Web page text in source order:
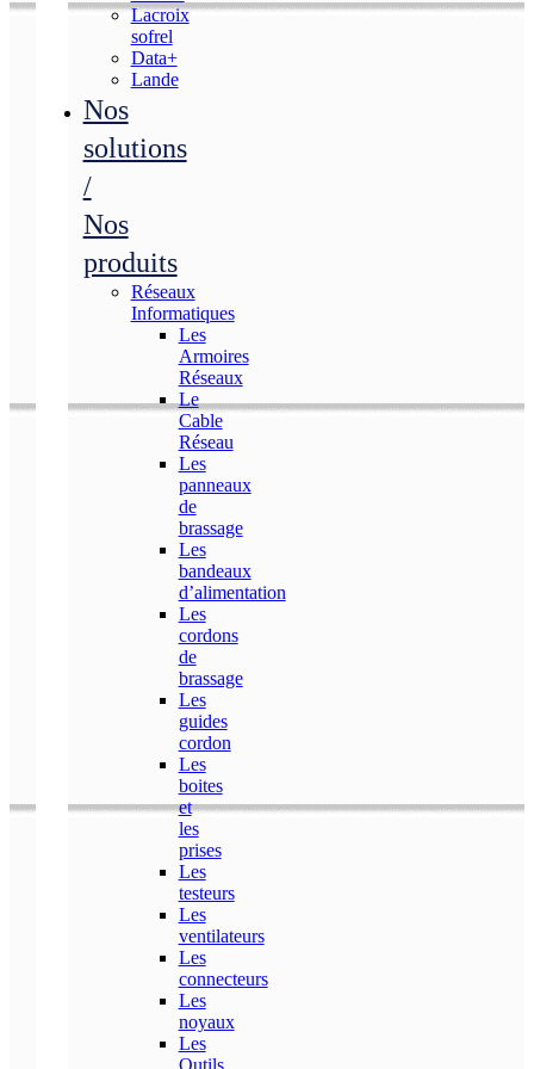
Lacroix
sofrel
Data+
Lande
Nos
solutions
/
Nos
produits
Réseaux
Informatiques
Les
Armoires
Réseaux
Le
Cable
Réseau
Les
panneaux
de
brassage
Les
bandeaux
d’alimentation
Les
cordons
de
brassage
Les
guides
cordon
Les
boites
et
les
prises
Les
testeurs
Les
ventilateurs
Les
connecteurs
Les
noyaux
Les
Outils